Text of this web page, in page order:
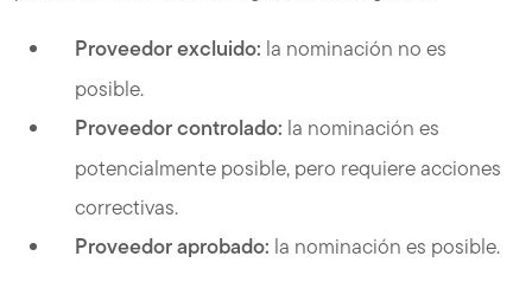
Proveedor excluido: la nominación no es
posible.
Proveedor controlado: la nominación es
potencialmente posible, pero requiere acciones
correctivas.
Proveedor aprobado: la nominación es posible.